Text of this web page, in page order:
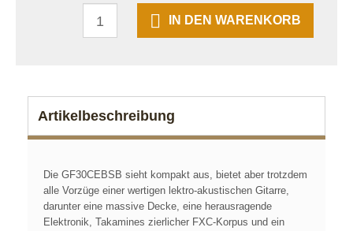
IN DEN WARENKORB
Artikelbeschreibung
Die GF30CEBSB sieht kompakt aus, bietet aber trotzdem
alle Vorzüge einer wertigen lektro-akustischen Gitarre,
darunter eine massive Decke, eine herausragende
Elektronik, Takamines zierlicher FXC-Korpus und ein